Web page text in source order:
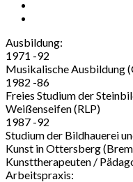
Ausbildung:
1971 -92
Musikalische Ausbildung
1982 -86
Freies Studium der
Weißenseifen (RLP)
1987 -92
Studium der Bildhauerei
Kunst in Ottersberg
Kunsttherapeuten /
Arbeitspraxis: